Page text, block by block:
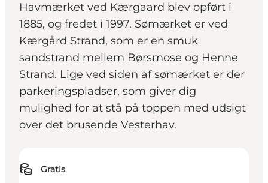
Havmærket ved Kærgaard blev opført i
1885, og fredet i 1997. Sømærket er ved
Kærgård Strand, som er en smuk
sandstrand mellem Børsmose og Henne
Strand. Lige ved siden af sømærket er der
parkeringspladser, som giver dig
mulighed for at stå på toppen med udsigt
over det brusende Vesterhav.
Gratis